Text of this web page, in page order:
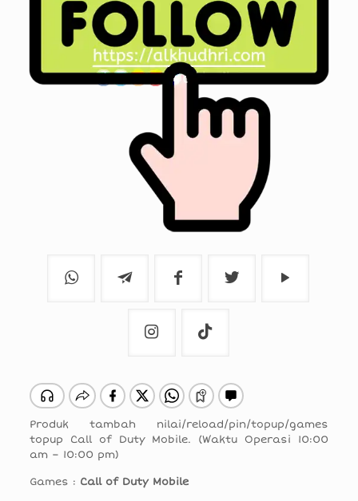
Produk tambah nilai/reload/pin/topup/games
topup Call of Duty Mobile. (Waktu Operasi 10:00
am – 10:00 pm)
Games : Call of Duty Mobile